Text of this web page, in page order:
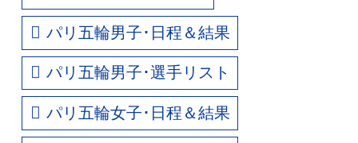
パリ五輪男子･日程＆結果
パリ五輪男子･選手リスト
パリ五輪女子･日程＆結果